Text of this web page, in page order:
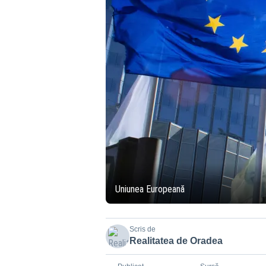
Uniunea Europeană
Scris de
Realitatea de Oradea